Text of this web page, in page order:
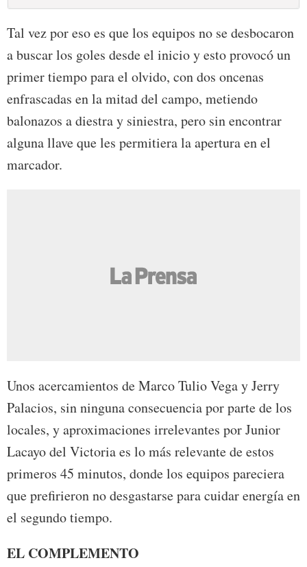
Tal vez por eso es que los equipos no se desbocaron
a buscar los goles desde el inicio y esto provocó un
primer tiempo para el olvido, con dos oncenas
enfrascadas en la mitad del campo, metiendo
balonazos a diestra y siniestra, pero sin encontrar
alguna llave que les permitiera la apertura en el
marcador.
Unos acercamientos de Marco Tulio Vega y Jerry
Palacios, sin ninguna consecuencia por parte de los
locales, y aproximaciones irrelevantes por Junior
Lacayo del Victoria es lo más relevante de estos
primeros 45 minutos, donde los equipos pareciera
que prefirieron no desgastarse para cuidar energía en
el segundo tiempo.
EL COMPLEMENTO